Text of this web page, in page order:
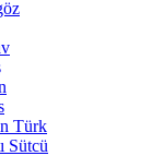
Türk
Sütcü